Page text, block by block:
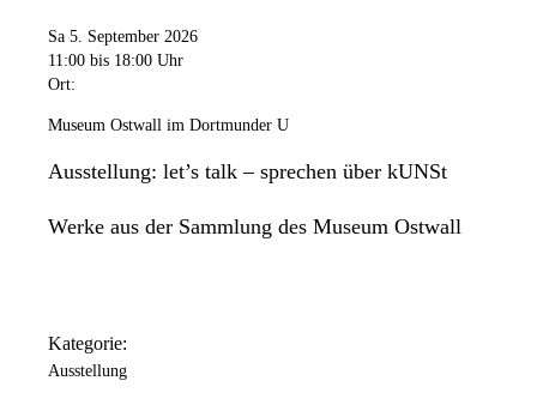
11:00 Uhrbis18:00 Uhr
Sonntag
11:00 Uhr bis 18:00 Uhr
Das Dortmunder U ist an folgenden Tagen geschlossen: 24.
Sa 5. September 2026
11:00 bis 18:00 Uhr
Ort:
Museum Ostwall im Dortmunder U
Ausstellung: let’s talk – sprechen über kUNSt
Werke aus der Sammlung des Museum Ostwall
Kategorie:
Ausstellung